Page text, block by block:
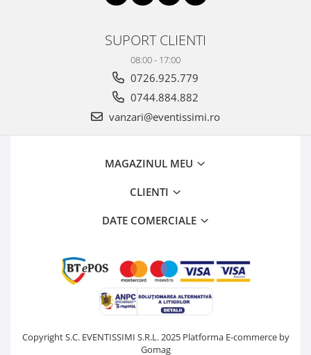
SUPORT CLIENTI
08:00 - 17:00
0726.925.779
0744.884.882
vanzari@eventissimi.ro
MAGAZINUL MEU
CLIENTI
DATE COMERCIALE
Copyright S.C. EVENTISSIMI S.R.L. 2025 Platforma E-commerce by
Gomag